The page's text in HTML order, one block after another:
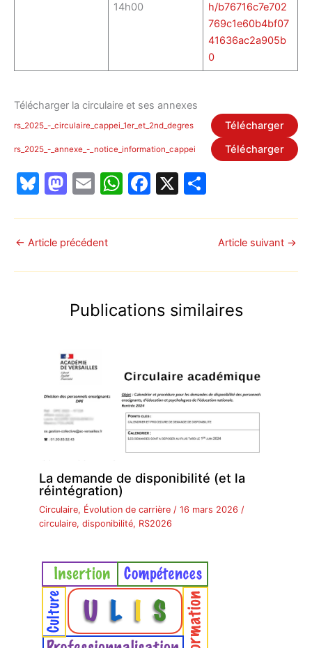
14h00
h/b76716c7e702
769c1e60b4bf07
41636ac2a905b
0
Télécharger la circulaire et ses annexes
rs_2025_-_circulaire_cappei_1er_et_2nd_degres Télécharger
rs_2025_-_annexe_-_notice_information_cappei Télécharger
Bl
e
s
k
M
st
o
d
n
E
ai
l
W
at
A
p
F
c
b
o
X
ta
g
er
← Article précédent Article suivant →
Publications similaires
La demande de disponibilité (et la
réintégration)
Circulaire, Évolution de carrière /16 mars 2026 /
circulaire,disponibilité, RS2026